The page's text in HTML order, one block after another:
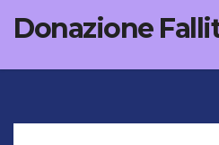
Donazione